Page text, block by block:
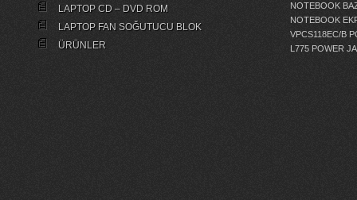
LAPTOP CD – DVD ROM
LAPTOP FAN SOĞUTUCU BLOK
ÜRÜNLER
NOTEBOOK
NOTEBOOK
VPCS118EC/B
L775 POWER